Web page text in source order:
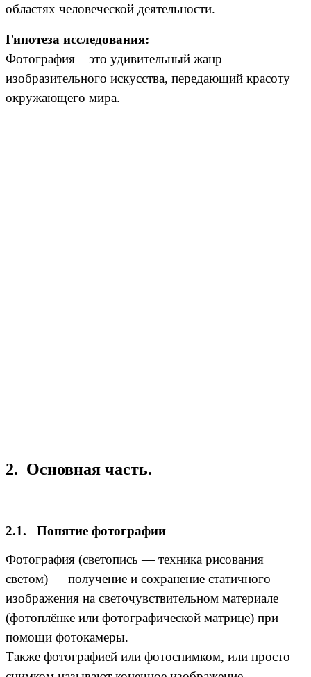
областях человеческой деятельности.
Гипотеза исследования:
Фотография – это удивительный жанр
изобразительного искусства, передающий красоту
окружающего мира.
2. Основная часть.
2.1. Понятие фотографии
Фотография (светопись — техника рисования
светом) — получение и сохранение статичного
изображения на светочувствительном материале
(фотоплёнке или фотографической матрице) при
помощи фотокамеры.
Также фотографией или фотоснимком, или просто